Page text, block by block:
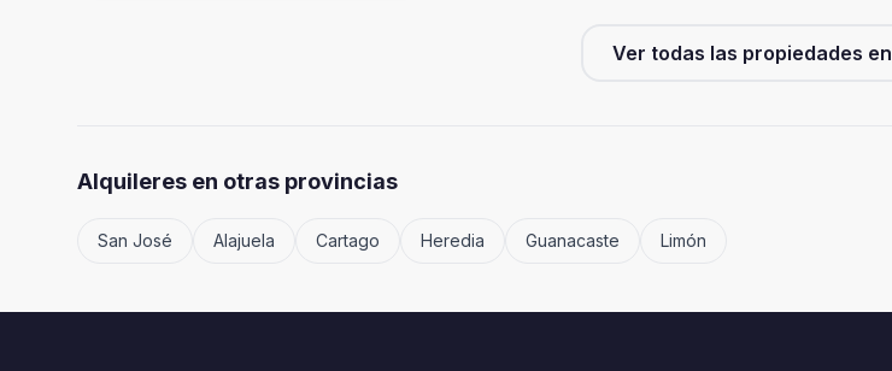
Ver todas las propiedades en
Alquileres en otras provincias
San José Alajuela Cartago Heredia Guanacaste Limón